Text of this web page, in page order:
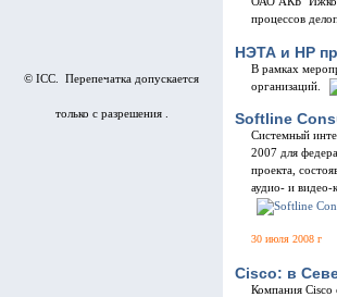
© ICC. Перепечатка допускается
только с разрешения .
процессов
НЭТА и НР
В рамках
организаций.
Softline
Системный
2007 для
проекта,
аудио- и видео-
30 июля 2008 г
Cisco: в
Компания Cisco